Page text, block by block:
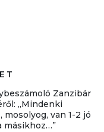
Zanzibár
„Mindenki
mosolyog, van 1-2 jó
másikhoz…”